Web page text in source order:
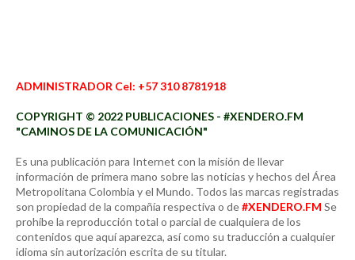
ADMINISTRADOR Cel: +57 310 8781918
COPYRIGHT © 2022 PUBLICACIONES - #XENDERO.FM
"CAMINOS DE LA COMUNICACIÓN"
Es una publicación para Internet con la misión de llevar
información de primera mano sobre las noticias y hechos del Área
Metropolitana Colombia y el Mundo. Todos las marcas registradas
son propiedad de la compañía respectiva o de#XENDERO.FM Se
prohíbe la reproducción total o parcial de cualquiera de los
contenidos que aquí aparezca, así como su traducción a cualquier
idioma sin autorización escrita de su titular.